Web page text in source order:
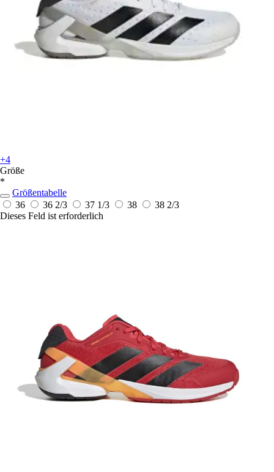
+4
Größe
*
Größentabelle
36
36 2/3 37 1/3 38
38 2/3
Dieses Feld ist erforderlich